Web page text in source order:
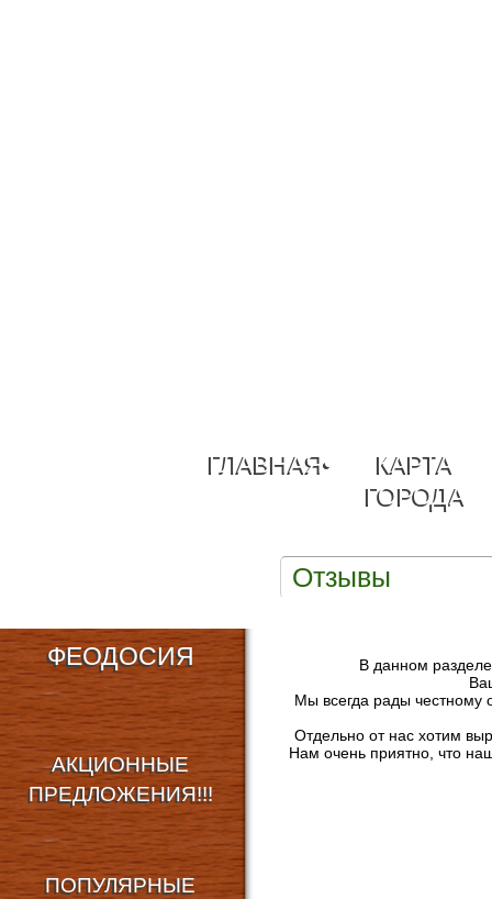
ГЛАВНАЯ•
КАРТА
ГОРОДА
Отзывы
В данном
Мы всегда рады честному
Отдельно от нас хотим
Нам очень приятно, что
ФЕОДОСИЯ
АКЦИОННЫЕ
ПРЕДЛОЖЕНИЯ!!!
ПОПУЛЯРНЫЕ